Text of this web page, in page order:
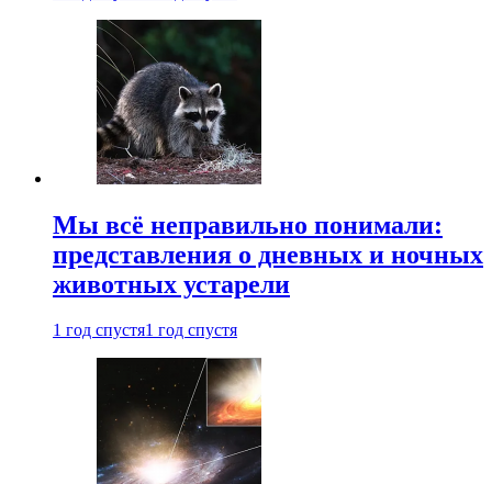
Мы всё неправильно понимали:
представления о дневных и ночных
животных устарели
1 год спустя1 год спустя